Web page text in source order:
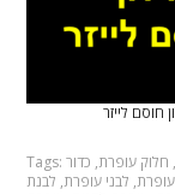
חוסם לייזר
Tags: חלוק עופרת, כדור
עופרת, לבני עופרת, לבנת